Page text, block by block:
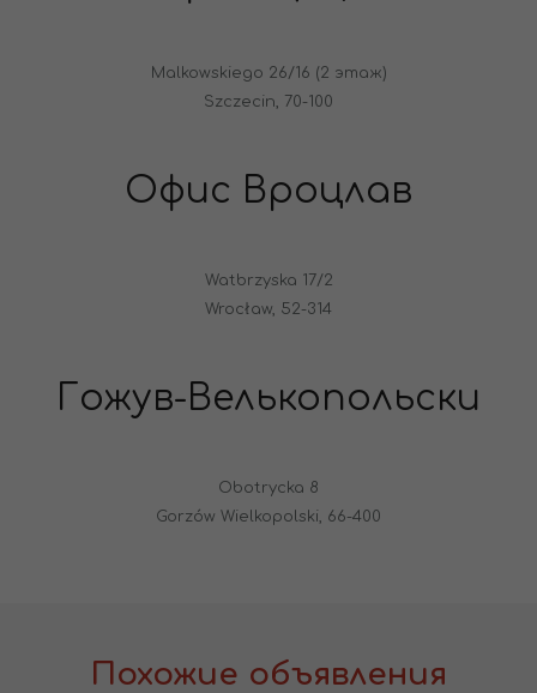
Malkowskiego 26/16 (2 этаж)
Szczecin, 70-100
Офис Вроцлав
Watbrzyska 17/2
Wrocław, 52-314
Гожув-Велькопольски
Obotrycka 8
Gorzów Wielkopolski, 66-400
Похожие объявления